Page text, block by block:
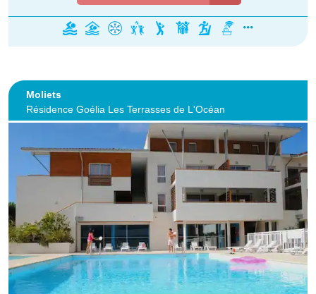
Moliets
Résidence Goélia Les Terrasses de L'Océan